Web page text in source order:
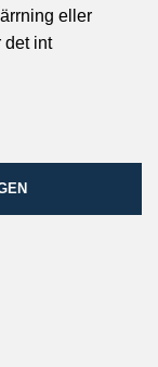
eller
det int